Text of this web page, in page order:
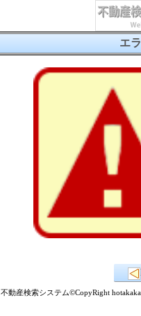
エ
不動産検索システム©CopyRight